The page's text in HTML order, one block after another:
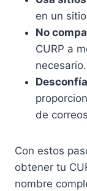
en un
No
CURP a
necesario.
de
Con estos
obtener tu
nombre